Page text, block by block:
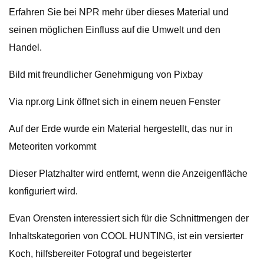
Erfahren Sie bei NPR mehr über dieses Material und
seinen möglichen Einfluss auf die Umwelt und den
Handel.
Bild mit freundlicher Genehmigung von Pixbay
Via npr.org Link öffnet sich in einem neuen Fenster
Auf der Erde wurde ein Material hergestellt, das nur in
Meteoriten vorkommt
Dieser Platzhalter wird entfernt, wenn die Anzeigenfläche
konfiguriert wird.
Evan Orensten interessiert sich für die Schnittmengen der
Inhaltskategorien von COOL HUNTING, ist ein versierter
Koch, hilfsbereiter Fotograf und begeisterter